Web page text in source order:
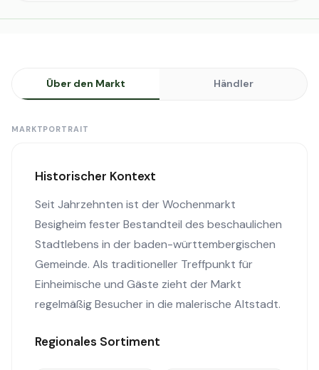
Über den Markt Händler
MARKTPORTRAIT
Historischer Kontext
Seit Jahrzehnten ist der Wochenmarkt
Besigheim fester Bestandteil des beschaulichen
Stadtlebens in der baden-württembergischen
Gemeinde. Als traditioneller Treffpunkt für
Einheimische und Gäste zieht der Markt
regelmäßig Besucher in die malerische Altstadt.
Regionales Sortiment